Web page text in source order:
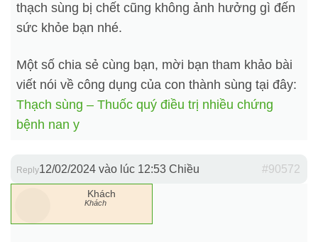
thạch sùng bị chết cũng không ảnh hưởng gì đến
sức khỏe bạn nhé.
Một số chia sẻ cùng bạn, mời bạn tham khảo bài
viết nói về công dụng của con thành sùng tại đây:
Thạch sùng – Thuốc quý điều trị nhiều chứng
bệnh nan y
12/02/2024 vào lúc 12:53 Chiều #90572
Reply
Khách
Khách